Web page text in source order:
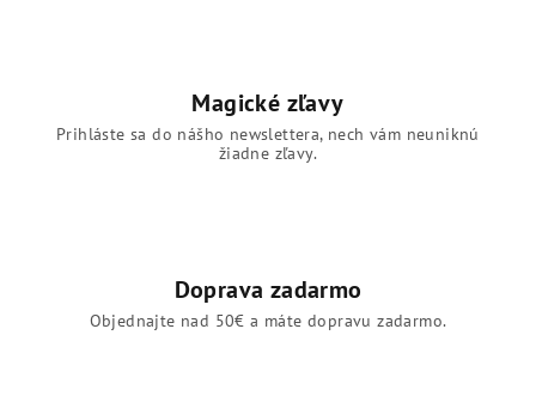
Magické zľavy
Prihláste sa do nášho newslettera, nech vám neuniknú
žiadne zľavy.
Doprava zadarmo
Objednajte nad 50€ a máte dopravu zadarmo.